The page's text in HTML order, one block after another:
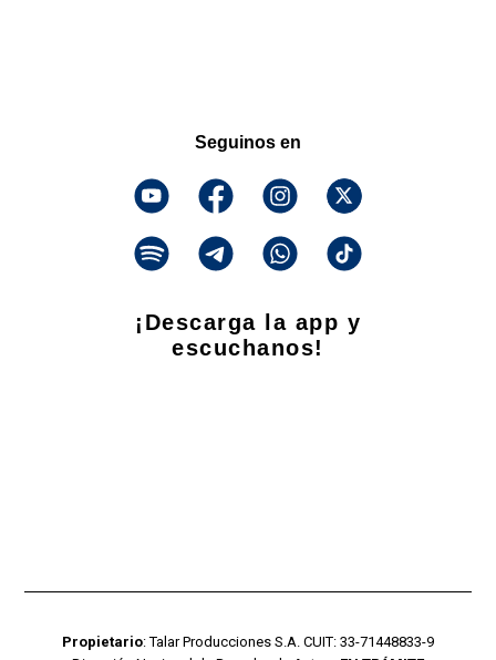
Seguinos en
¡Descarga la app y
escuchanos!
Propietario: Talar Producciones S.A. CUIT: 33-71448833-9